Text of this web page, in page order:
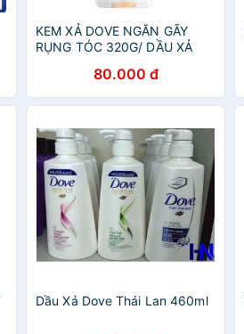
KEM XẢ DOVE NGĂN GÃY
RỤNG TÓC 320G/ DẦU XẢ
80.000 đ
Dầu Xả Dove Thái Lan 460ml